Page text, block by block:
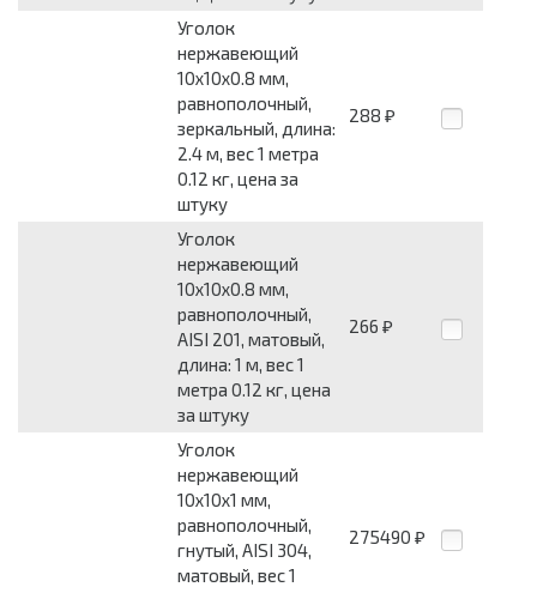
Уголок
нержавеющий
10x10x0.8 мм,
равнополочный,
зеркальный, длина:
2.4 м, вес 1 метра
0.12 кг, цена за
штуку
288 ₽
Уголок
нержавеющий
10x10x0.8 мм,
равнополочный,
AISI 201, матовый,
длина: 1 м, вес 1
метра 0.12 кг, цена
за штуку
266 ₽
Уголок
нержавеющий
10x10x1 мм,
равнополочный,
гнутый, AISI 304,
матовый, вес 1
275490 ₽